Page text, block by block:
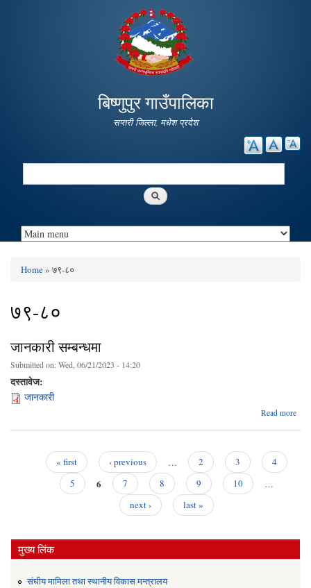
main
content
बिष्णुपुर गाउँपालिका
सप्तरी जिल्ला, मधेश प्रदेश
Search
Home» ७९-८०
७९-८०
जानकारी सम्बन्धमा
Submitted on:Wed, 06/21/2023 - 14:20
दस्तावेज:
जानकारी
Read more
« first ‹ previous … 2 3
4
5
6 7 8 9 10
…
next ›
last »
मुख्य लिंक
संघीय मामिला तथा स्थानीय विकास मन्त्रालय